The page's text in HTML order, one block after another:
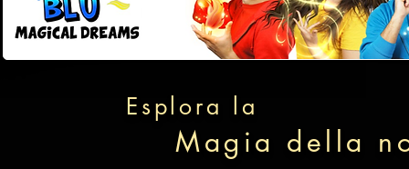
Esplora la
Magia della